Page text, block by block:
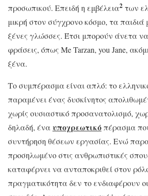
προσωπικού. Επειδή η εμβέλεια2 των
μικρή στον σύγχρονο κόσμο, τα παιδιά
ξένες γλώσσες. Έτσι μπορούν άνετα
φράσεις, όπως Me Tarzan, you Jane,
ξένα.
Το συμπέρασμα είναι απλό: το
παραμένει ένας δυσκίνητος
χωρίς ουσιαστικό προσανατολισμό,
δηλαδή, έναυποχρεωτικόπέρασμα
συντήρηση θέσεων εργασίας. Ενώ
προσηλωμένο στις ανθρωπιστικές
καταφέρνει να ανταποκριθεί στον
πραγματικότητα δεν το ενδιαφέρουν